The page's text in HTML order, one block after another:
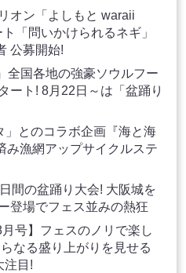
オン「よしもと waraii
「問いかけられるネギ」
公募開始!
全国各地の強豪ソウルフー
ート! 8月22日～は「盆踊り
とのコラボ企画『海と海
み漁網アップサイクルステ
間の盆踊り大会! 大阪城を
登場でフェス並みの熱狂
号】フェスのノリで楽し
なる盛り上がりを見せる
注目!